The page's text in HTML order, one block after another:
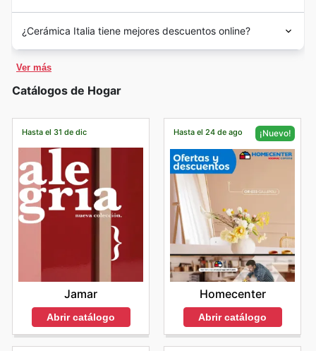
¿Cerámica Italia tiene mejores descuentos online?
Ver más
Catálogos de Hogar
Hasta el 31 de dic
Jamar
Abrir catálogo
Hasta el 24 de ago ¡Nuevo!
Homecenter
Abrir catálogo